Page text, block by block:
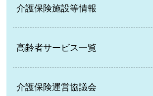
介護保険施設等情報
高齢者サービス一覧
介護保険運営協議会